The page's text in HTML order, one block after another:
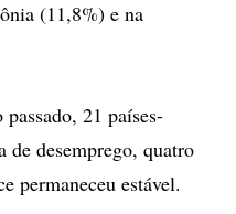
(11,8%) e na
21 países-
de desemprego, quatro
permaneceu estável.